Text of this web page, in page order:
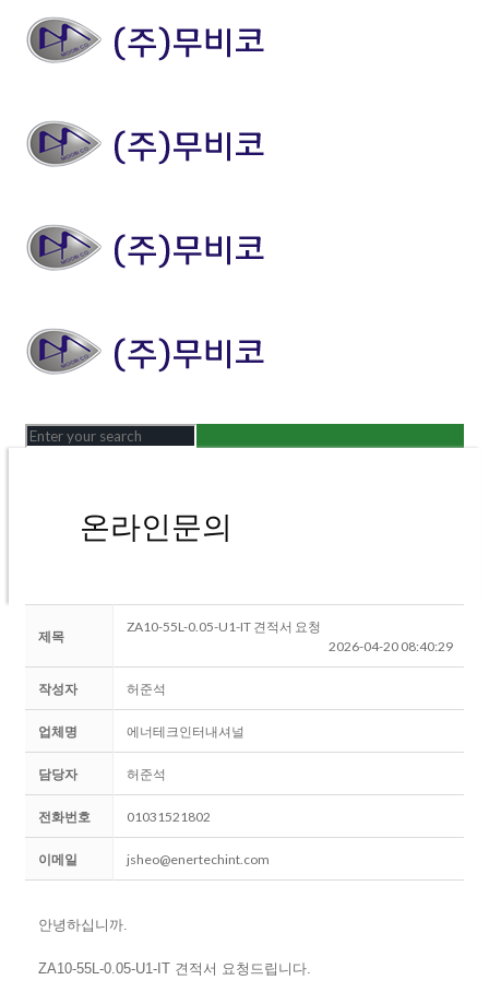
온라인문의
제목
ZA10-55L-0.05-U1-IT 견적서 요청
2026-04-20 08:40:29
작성자 허준석
업체명 에너테크인터내셔널
담당자 허준석
전화번호 01031521802
이메일 jsheo@enertechint.com
안녕하십니까.
ZA10-55L-0.05-U1-IT 견적서 요청드립니다.